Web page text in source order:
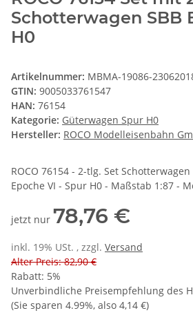
Schotterwagen SBB
H0
Artikelnummer: MBMA-19086-
GTIN: 9005033761547
HAN: 76154
Kategorie: Güterwagen Spur H0
Hersteller: ROCO Modelleisenbahn
ROCO 76154 - 2-tlg. Set
Epoche VI - Spur H0 - Maßstab 1:87 -
jetzt nur 78,76 €
inkl. 19% USt. , zzgl. Versand
Alter Preis: 82,90 €
Rabatt: 5%
Unverbindliche Preisempfehlung des
(Sie sparen 4.99%, also 4,14 €)